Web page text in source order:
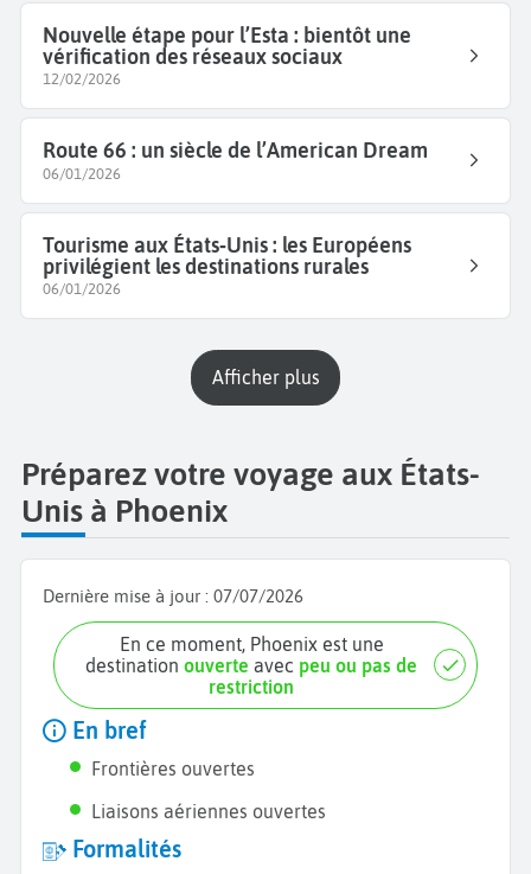
Nouvelle étape pour l’Esta : bientôt une
vérification des réseaux sociaux
12/02/2026
Route 66 : un siècle de l’American Dream
06/01/2026
Tourisme aux États‑Unis : les Européens
privilégient les destinations rurales
06/01/2026
Afficher plus
Préparez votre voyage aux États-
Unis à Phoenix
Dernière mise à jour : 07/07/2026
En ce moment, Phoenix est une
destinationouverte avec peu ou pas de
restriction
En bref
Frontières ouvertes
Liaisons aériennes ouvertes
Formalités